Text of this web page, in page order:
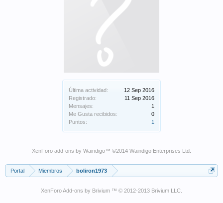
Última actividad:
12 Sep 2016
Registrado:
11 Sep 2016
Mensajes:
1
Me Gusta recibidos:
0
Puntos:
1
XenForo add-ons by Waindigo™ ©2014 Waindigo Enterprises Ltd
Portal Miembros boliron1973
XenForo Add-ons by Brivium ™ © 2012-2013 Brivium LLC.